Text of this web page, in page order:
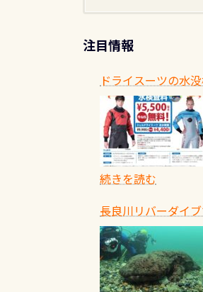
注目情報
ドライスーツの水
続きを読む
長良川リバーダイ